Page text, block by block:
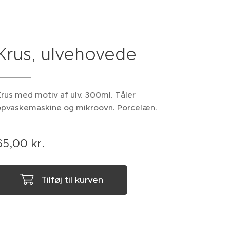
ulvehovede
med motiv af ulv. 300ml. Tåler
og mikroovn. Porcelæn.
kr.
Tilføj til kurven